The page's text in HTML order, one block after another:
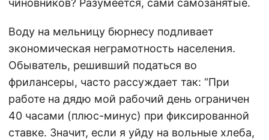
чиновников? Разумеется, сами самозанятые.
Воду на мельницу бюрнесу подливает
экономическая неграмотность населения.
Обыватель, решивший податься во
фрилансеры, часто рассуждает так: “При
работе на дядю мой рабочий день ограничен
40 часами (плюс-минус) при фиксированной
ставке. Значит, если я уйду на вольные хлеба,